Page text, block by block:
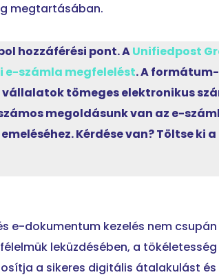
megtartásában.
hozzáférési pont. AUnifiedpost
e-számla megfelelést. A
tömeges elektronikus
megoldásunk van az e-
Kérdése van? Töltse ki
e-dokumentum kezelés nem
leküzdésében, a
a sikeres digitális átalakulást